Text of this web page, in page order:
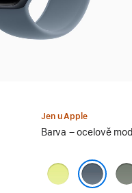
Jen u Apple
Vyber
Barva – ocelově
neonově
žlutá